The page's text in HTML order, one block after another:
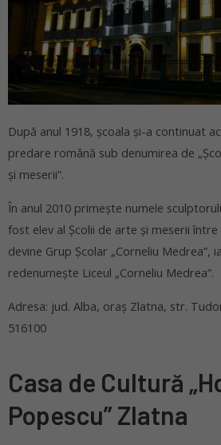
După anul 1918, școala și-a continuat
predare română sub denumirea de
și meserii”.
În anul 2010 primește numele
fost elev al Școlii de arte și meserii
devine Grup Școlar „Corneliu Medrea”,
redenumește Liceul „Corneliu Medrea”.
Adresa: jud. Alba, oraș Zlatna, str.
516100
Casa de Cultură
Popescu” Zlatna